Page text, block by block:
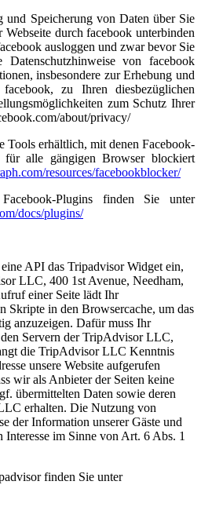
und Speicherung von Daten über Sie
durch facebook unterbinden
ausloggen und zwar bevor Sie
Datenschutzhinweise von facebook
insbesondere zur Erhebung und
zu Ihren diesbezüglichen
zum Schutz Ihrer
about/privacy/
Tools erhältlich, mit denen Facebook-
für alle gängigen Browser blockiert
resources/facebookblocker/
Plugins finden Sie unter
docs/plugins/
API das Tripadvisor Widget ein,
LLC, 400 1st Avenue, Needham,
einer Seite lädt Ihr
Skripte in den Browsercache, um das
anzuzeigen. Dafür muss Ihr
Servern der TripAdvisor LLC,
die TripAdvisor LLC Kenntnis
unsere Website aufgerufen
wir als Anbieter der Seiten keine
übermittelten Daten sowie deren
erhalten. Die Nutzung von
der Information unserer Gäste und
Interesse im Sinne von Art. 6 Abs. 1
finden Sie unter